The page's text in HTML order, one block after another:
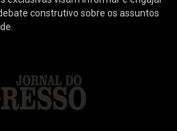
construtivo sobre os assuntos